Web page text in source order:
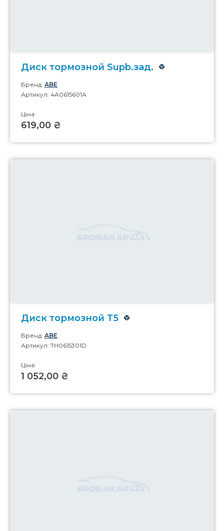
Диск тормозной Supb.зад.
Бренд: ABE
Артикул: 4A0615601A
Ціна:
619,00 ₴
Диск тормозной Т5
Бренд: ABE
Артикул: 7H0615301D
Ціна:
1 052,00 ₴